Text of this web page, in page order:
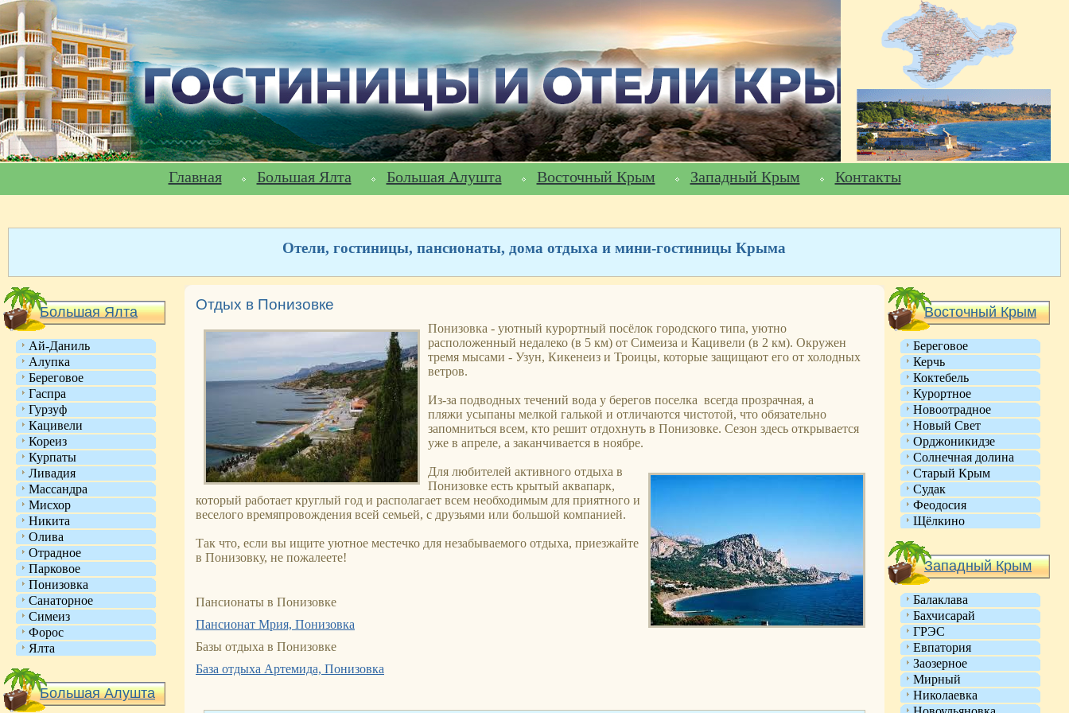
Главная Большая Ялта Большая Алушта Восточный Крым Западный Крым Контакты
Отели, гостиницы, пансионаты, дома отдыха и мини-гостиницы Крыма
Большая Ялта
Ай-Даниль
Алупка
Береговое
Гаспра
Гурзуф
Кацивели
Кореиз
Курпаты
Ливадия
Массандра
Мисхор
Никита
Олива
Отрадное
Парковое
Понизовка
Санаторное
Симеиз
Форос
Ялта
Большая Алушта
Отдых в Понизовке
Понизовка - уютный курортный посёлок городского типа, уютно
расположенный недалеко (в 5 км) от Симеиза и Кацивели (в 2 км). Окружен
тремя мысами - Узун, Кикенеиз и Троицы, которые защищают его от холодных
ветров.
Из-за подводных течений вода у берегов поселка всегда прозрачная, а
пляжи усыпаны мелкой галькой и отличаются чистотой, что обязательно
запомниться всем, кто решит отдохнуть в Понизовке. Сезон здесь открывается
уже в апреле, а заканчивается в ноябре.
Для любителей активного отдыха в
Понизовке есть крытый аквапарк,
который работает круглый год и располагает всем необходимым для приятного и
веселого времяпровождения всей семьей, с друзьями или большой компанией.
Так что, если вы ищите уютное местечко для незабываемого отдыха, приезжайте
в Понизовку, не пожалеете!
Пансионаты в Понизовке
Пансионат Мрия, Понизовка
Базы отдыха в Понизовке
База отдыха Артемида, Понизовка
Восточный Крым
Береговое
Керчь
Коктебель
Курортное
Новоотрадное
Новый Свет
Орджоникидзе
Солнечная долина
Старый Крым
Судак
Феодосия
Щёлкино
Западный Крым
Балаклава
Бахчисарай
ГРЭС
Евпатория
Заозерное
Мирный
Николаевка